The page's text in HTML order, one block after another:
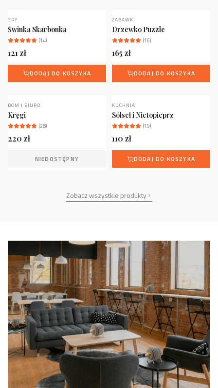
GRY
Świnka Skarbonka
(14)
121 zł
DODAJ DO KOSZYKA
ZABAWKI
Drzewko Puzzle
(16)
165 zł
DODAJ DO KOSZYKA
NIEDOSTĘPNY
DOM I BIURO
Kręgi
(28)
220 zł
NIEDOSTĘPNY
NOWOŚĆ
KUCHNIA
Sólseł i Nietopieprz
(19)
110 zł
DODAJ DO KOSZYKA
Zobacz wszystkie produkty